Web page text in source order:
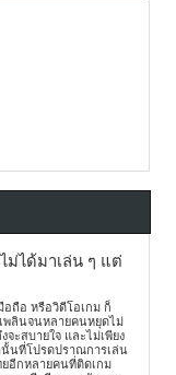
ม่ได้มาเล่น ๆ แต่
อถือ หรือวิดีโอเกม ก็
เพลินจนหลายคนหยุดไม่
ะสบายใจ และไม่เพียง
นั้นที่โปรดปราณการเล่น
ยอีกหลายคนที่ติดเกม